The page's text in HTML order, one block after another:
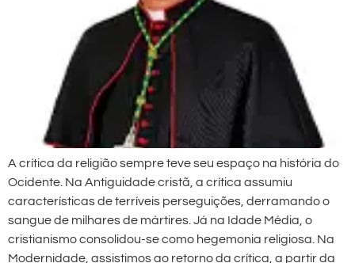
A crítica da religião sempre teve seu espaço na história do
Ocidente. Na Antiguidade cristã, a crítica assumiu
características de terríveis perseguições, derramando o
sangue de milhares de mártires. Já na Idade Média, o
cristianismo consolidou-se como hegemonia religiosa. Na
Modernidade, assistimos ao retorno da crítica, a partir da